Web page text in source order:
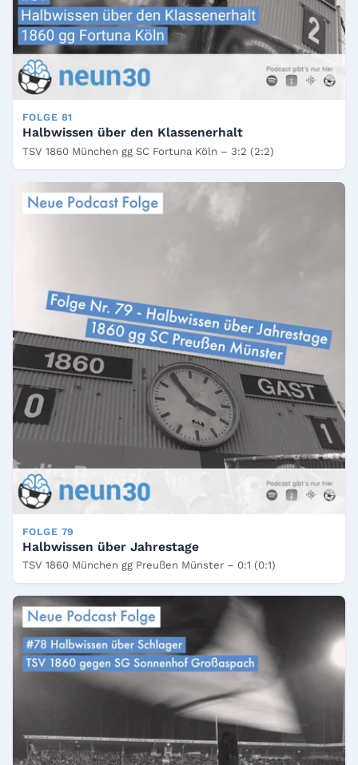
FOLGE 81
Halbwissen über den Klassenerhalt
TSV 1860 München gg SC Fortuna Köln – 3:2 (2:2)
FOLGE 79
Halbwissen über Jahrestage
TSV 1860 München gg Preußen Münster – 0:1 (0:1)